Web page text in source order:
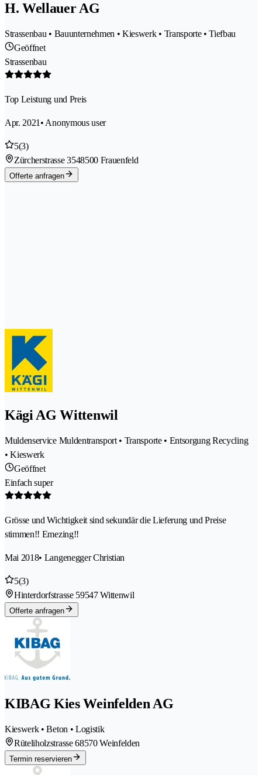
H. Wellauer AG
Strassenbau • Bauunternehmen • Kieswerk • Transporte • Tiefbau
Geöffnet
Strassenbau
Top Leistung und Preis
Apr. 2021 • Anonymous user
5(3)
Zürcherstrasse 3548500 Frauenfeld
Offerte anfragen
Kägi AG Wittenwil
Muldenservice Muldentransport • Transporte • Entsorgung Recycling
• Kieswerk
Geöffnet
Einfach super
Grösse und Wichtigkeit sind sekundär die Lieferung und Preise
stimmen!! Emezing!!
Mai 2018• Langenegger Christian
5(3)
Hinterdorfstrasse 59547 Wittenwil
Offerte anfragen
KIBAG Kies Weinfelden AG
Kieswerk • Beton • Logistik
Rüteliholzstrasse 68570 Weinfelden
Termin reservieren